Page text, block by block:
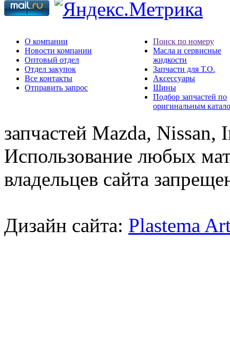
О компании
Новости компании
Оптовый отдел
Отдел закупок
Все контакты
Отправить запрос
Поиск по номеру
Масла и сервисные
жидкости
Запчасти для Т.О.
Аксессуары
Шины
Подбор запчастей по
оригинальным
запчастей Mazda,
Использование любых
владельцев сайта
Дизайн сайта: Plastema